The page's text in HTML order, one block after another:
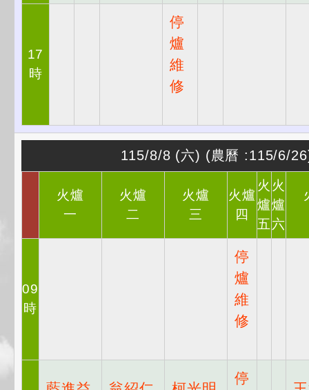
17
時
停
爐
維
修
115/8/8 (六) (農曆 :115/6/
火爐
一
火爐
二
火爐
三
火爐
四
火
爐
五
火
爐
六
09
時
停
爐
維
修
停